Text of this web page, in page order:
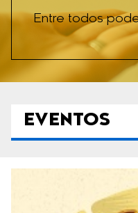
Entre todos
EVENTOS